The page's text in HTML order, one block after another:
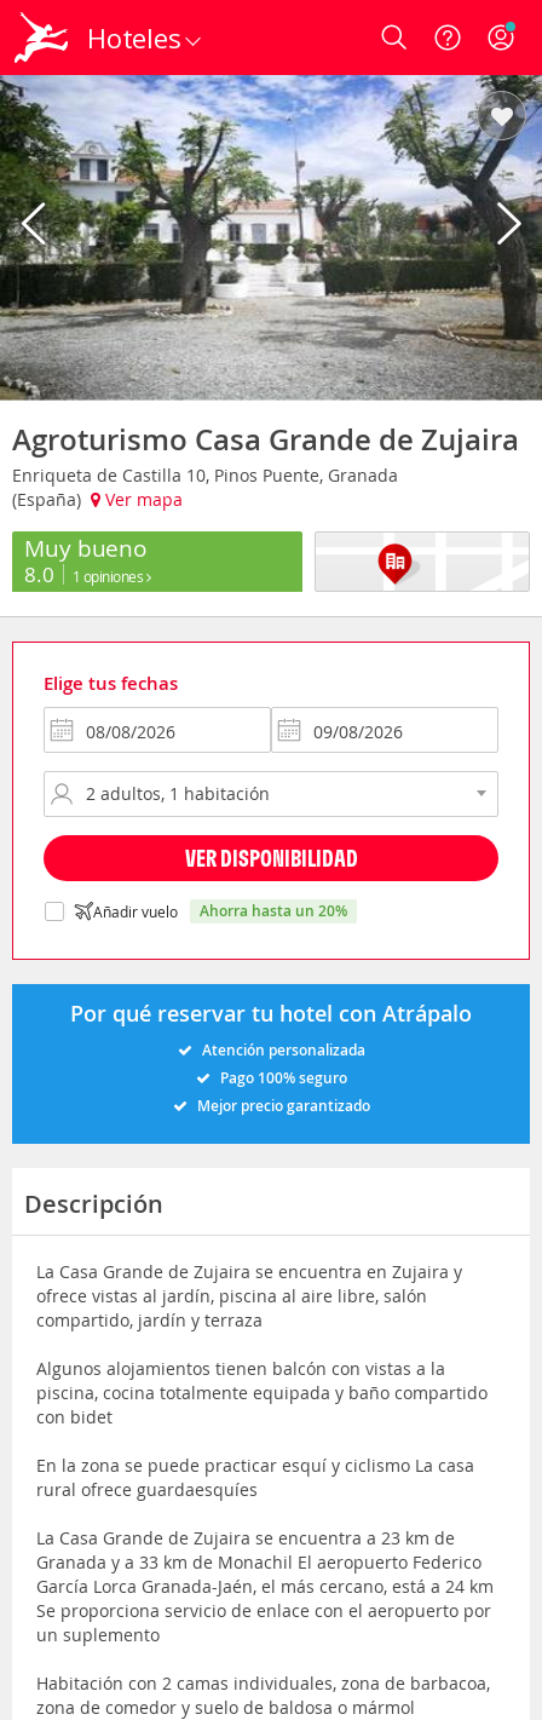
Hoteles Login
Agroturismo Casa Grande de Zujaira
Enriqueta de Castilla 10, Pinos Puente, Granada
(España)
Ver mapa
Muy bueno
8.0 1 opiniones
Elige tus fechas
VER DISPONIBILIDAD
Añadir vuelo ahorra hasta un 20%
Por qué reservar tu hotel con Atrápalo
Atención personalizada
Pago 100% seguro
Mejor precio garantizado
Descripción
La Casa Grande de Zujaira se encuentra en Zujaira y
ofrece vistas al jardín, piscina al aire libre, salón
compartido, jardín y terraza
Algunos alojamientos tienen balcón con vistas a la
piscina, cocina totalmente equipada y baño compartido
con bidet
En la zona se puede practicar esquí y ciclismo La casa
rural ofrece guardaesquíes
La Casa Grande de Zujaira se encuentra a 23 km de
Granada y a 33 km de Monachil El aeropuerto Federico
García Lorca Granada-Jaén, el más cercano, está a 24 km
Se proporciona servicio de enlace con el aeropuerto por
un suplemento
Habitación con 2 camas individuales, zona de barbacoa,
zona de comedor y suelo de baldosa o mármol